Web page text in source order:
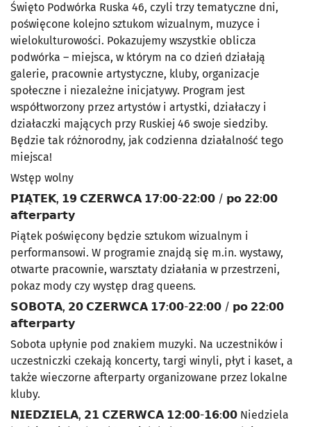
Święto Podwórka Ruska 46, czyli trzy tematyczne dni,
poświęcone kolejno sztukom wizualnym, muzyce i
wielokulturowości. Pokazujemy wszystkie oblicza
podwórka – miejsca, w którym na co dzień działają
galerie, pracownie artystyczne, kluby, organizacje
społeczne i niezależne inicjatywy. Program jest
współtworzony przez artystów i artystki, działaczy i
działaczki mających przy Ruskiej 46 swoje siedziby.
Będzie tak różnorodny, jak codzienna działalność tego
miejsca!
Wstęp wolny
𝗣𝗜𝗔̨𝗧𝗘𝗞, 𝟭𝟵 𝗖𝗭𝗘𝗥𝗪𝗖𝗔 𝟭𝟳:𝟬𝟬-𝟮𝟮:𝟬𝟬 / 𝗽𝗼 𝟮𝟮:𝟬𝟬
𝗮𝗳𝘁𝗲𝗿𝗽𝗮𝗿𝘁𝘆
Piątek poświęcony będzie sztukom wizualnym i
performansowi. W programie znajdą się m.in. wystawy,
otwarte pracownie, warsztaty działania w przestrzeni,
pokaz mody czy występ drag queens.
𝗦𝗢𝗕𝗢𝗧𝗔, 𝟮𝟬 𝗖𝗭𝗘𝗥𝗪𝗖𝗔 𝟭𝟳:𝟬𝟬-𝟮𝟮:𝟬𝟬 / 𝗽𝗼 𝟮𝟮:𝟬𝟬
𝗮𝗳𝘁𝗲𝗿𝗽𝗮𝗿𝘁𝘆
Sobota upłynie pod znakiem muzyki. Na uczestników i
uczestniczki czekają koncerty, targi winyli, płyt i kaset, a
także wieczorne afterparty organizowane przez lokalne
kluby.
𝗡𝗜𝗘𝗗𝗭𝗜𝗘𝗟𝗔, 𝟮𝟭 𝗖𝗭𝗘𝗥𝗪𝗖𝗔 𝟭𝟮:𝟬𝟬-𝟭𝟲:𝟬𝟬 Niedziela